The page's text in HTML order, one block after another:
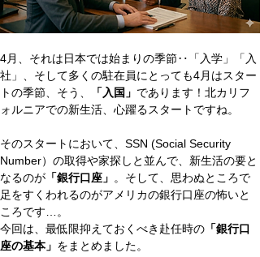
4月、それは日本では始まりの季節‥「入学」「入
社」、そして多くの駐在員にとっても4月はスター
トの季節、そう、
「入国」 であります！北カリフ
ォルニアでの新生活、心躍るスタートですね。
そのスタートにおいて、SSN (Social Security
Number）の取得や家探しと並んで、新生活の要と
なるのが 「銀行口座」 。そして、思わぬところで
足をすくわれるのがアメリカの銀行口座の怖いと
ころです…。
今回は、最低限抑えておくべき赴任時の 「銀行口
座の基本」 をまとめました。